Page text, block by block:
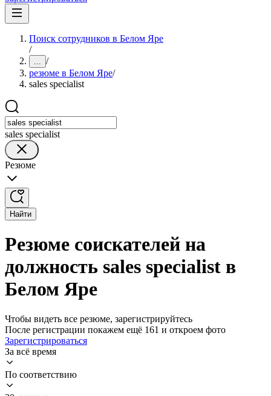
Поиск сотрудников в Белом Яре
/
... /
резюме в Белом Яре/
sales specialist
sales specialist
Резюме
Найти
Резюме соискателей на
должность sales specialist в
Белом Яре
Чтобы видеть все резюме, зарегистрируйтесь
После регистрации покажем ещё 161 и откроем фото
Зарегистрироваться
За всё время
По соответствию